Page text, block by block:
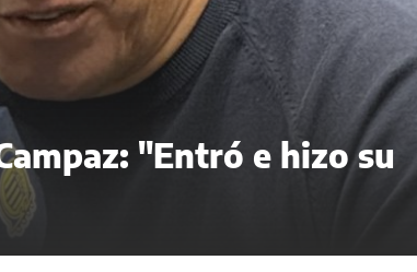
"Entró e hizo su